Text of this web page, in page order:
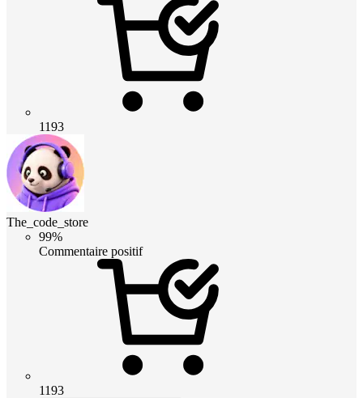
1193
The_code_store
99%
Commentaire positif
1193